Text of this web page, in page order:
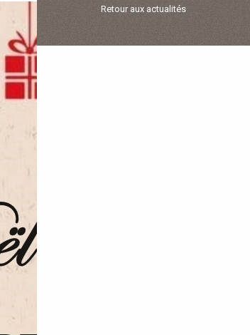
Retour aux actualités